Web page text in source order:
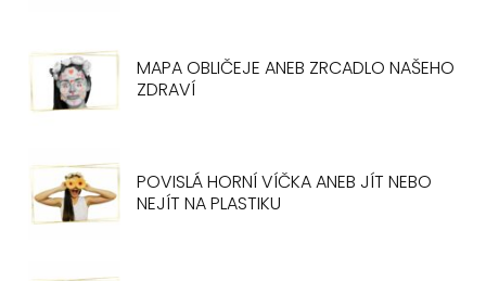
MAPA OBLIČEJE ANEB ZRCADLO NAŠEHO
ZDRAVÍ
POVISLÁ HORNÍ VÍČKA ANEB JÍT NEBO
NEJÍT NA PLASTIKU